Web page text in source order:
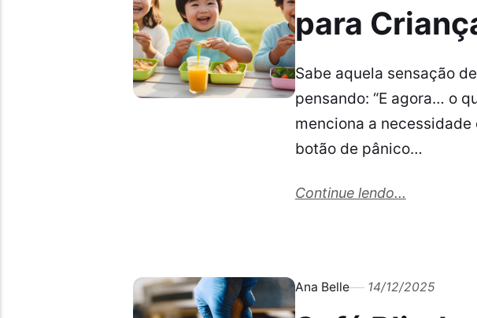
para
Sabe aquela sensação
pensando: “E agora… o
menciona a
botão de pânico…
Continue lendo...
Ana Belle 14/12/2025